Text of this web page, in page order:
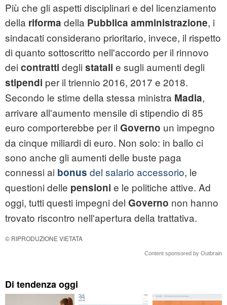
Più che gli aspetti disciplinari e del licenziamento
della riforma della Pubblica amministrazione, i
sindacati considerano prioritario, invece, il rispetto
di quanto sottoscritto nell'accordo per il rinnovo
dei contratti degli statali e sugli aumenti degli
stipendi per il triennio 2016, 2017 e 2018.
Secondo le stime della stessa ministra Madia,
arrivare all'aumento mensile di stipendio di 85
euro comporterebbe per il Governo un impegno
da cinque miliardi di euro. Non solo: in ballo ci
sono anche gli aumenti delle buste paga
connessi ai bonus del salario accessorio, le
questioni delle pensioni e le politiche attive. Ad
oggi, tutti questi impegni del Governo non hanno
trovato riscontro nell'apertura della trattativa.
© RIPRODUZIONE VIETATA
Content sponsored by Outbrain
Di tendenza oggi